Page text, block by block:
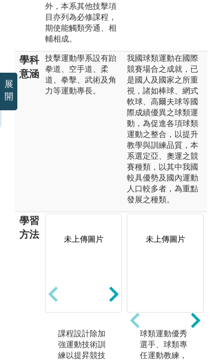
外，本系其他技擊項
目亦列為必修課程，
期使能觸類旁通、相
輔相成。
學科
意涵
技擊運動學系設有跆
拳道、空手道、柔
道、拳擊、武術及角
力等運動專長。
我國球類運動在國際
競賽場合之成就，已
是國人及國家之所重
視，諸如棒球、網式
軟球、高爾夫球等國
際成績優異之球類運
動，為促進各項球類
運動之整合，以提升
教學與訓練品質，本
系選定亞、奧運之競
賽種類，以其中我國
較具優勢及國內運動
人口較多者，為重點
發展之種類。
學習
方法
未上傳圖片
課程設計除加
強運動技術訓
練以提昇競技
未上傳圖片
運動技能課程
除本身專長
外，本系其他
未上傳圖片
球類運動優秀
選手、球類專
任運動教練，
展
開